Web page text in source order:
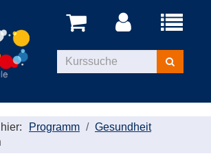
Menü
Kurse
suchen
Programm
Gesundheit